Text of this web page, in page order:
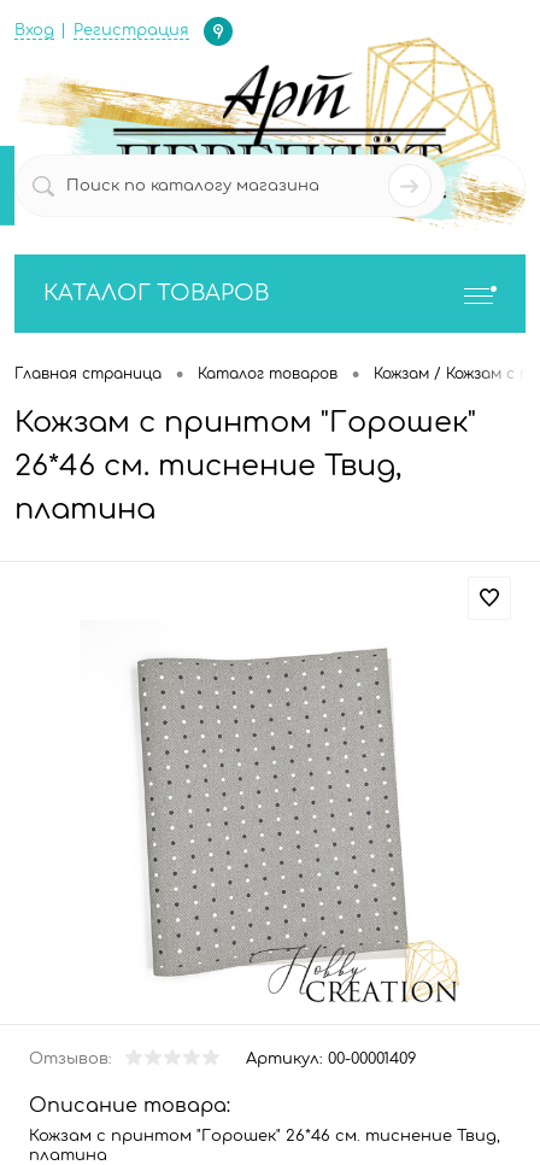
Вход Регистрация
Определение
0
КАТАЛОГ ТОВАРОВ
Главная страница • Каталог товаров • Кожзам / Кожзам с
Кожзам с принтом "Горошек"
26*46 см. тиснение Твид,
платина
Отзывов: Артикул: 00-00001409
Описание товара:
Кожзам с принтом "Горошек" 26*46 см. тиснение Твид,
платина